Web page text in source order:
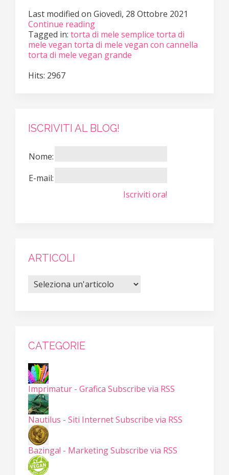
Last modified on Giovedì, 28 Ottobre 2021
Continue reading
Tagged in: torta di mele semplice torta di
mele vegan torta di mele vegan con cannella
torta di mele vegan grande
Hits: 2967
ISCRIVITI AL BLOG!
Nome:
E-mail:
Iscriviti ora!
ARTICOLI
CATEGORIE
Imprimatur - Grafica Subscribe via RSS
Nautilus - Siti InternetSubscribe via RSS
Bazinga! - MarketingSubscribe via RSS